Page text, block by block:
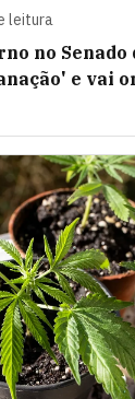
leitura
no Senado
e vai